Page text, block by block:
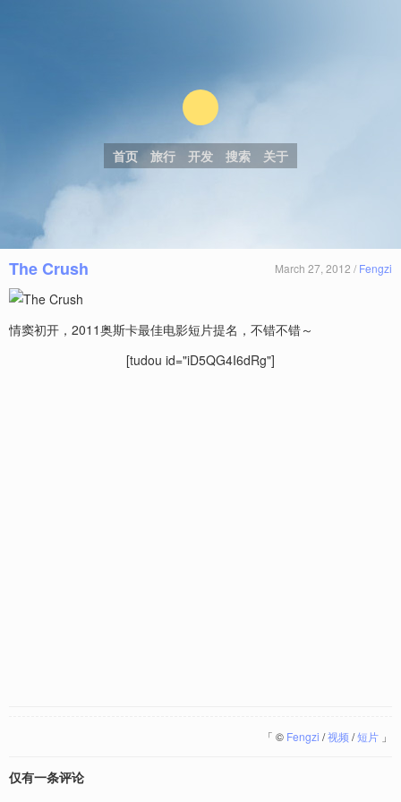
首页 旅行 开发 搜索 关于
The Crush March 27, 2012 / Fengzi
情窦初开，2011奥斯卡最佳电影短片提名，不错不错～
[tudou id="iD5QG4I6dRg"]
「 © Fengzi /视频/短片 」
仅有一条评论